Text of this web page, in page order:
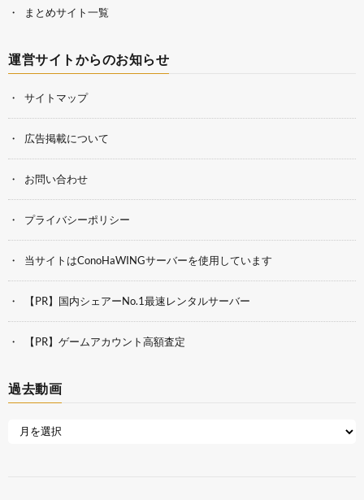
まとめサイト一覧
運営サイトからのお知らせ
サイトマップ
広告掲載について
お問い合わせ
プライバシーポリシー
当サイトはConoHaWINGサーバーを使用しています
【PR】国内シェアーNo.1最速レンタルサーバー
【PR】ゲームアカウント高額査定
過去動画